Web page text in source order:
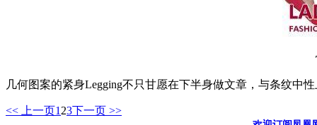
几何图案的紧身Legging不只甘愿在下半身做文章，与条纹中
<< 上一页1 23下一页 >>